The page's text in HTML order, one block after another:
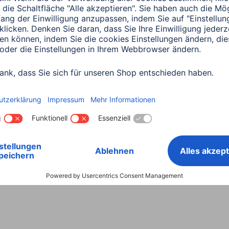
Lesedauer
4 Minuten Lesedauer
Smart Home
hinzufügen –